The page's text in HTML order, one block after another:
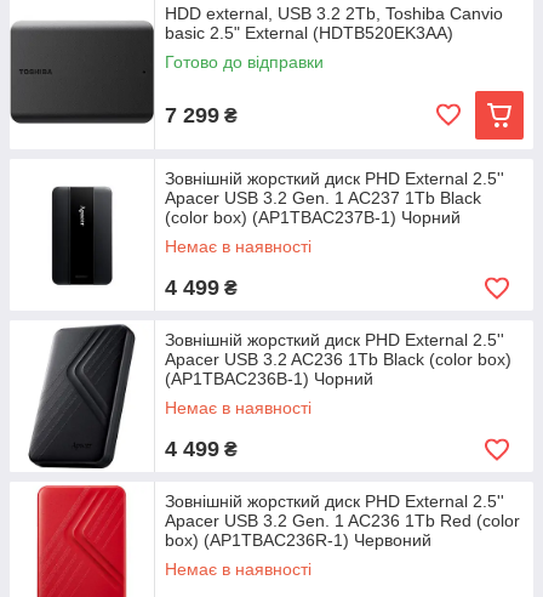
HDD external, USB 3.2 2Tb, Toshiba Canvio
basic 2.5" External (HDTB520EK3AA)
Готово до відправки
7 299 ₴
Зовнішній жорсткий диск PHD External 2.5''
Apacer USB 3.2 Gen. 1 AC237 1Tb Black
(color box) (AP1TBAC237B-1) Чорний
Немає в наявності
4 499 ₴
Зовнішній жорсткий диск PHD External 2.5''
Apacer USB 3.2 AC236 1Tb Black (color box)
(AP1TBAC236B-1) Чорний
Немає в наявності
4 499 ₴
Зовнішній жорсткий диск PHD External 2.5''
Apacer USB 3.2 Gen. 1 AC236 1Tb Red (color
box) (AP1TBAC236R-1) Червоний
Немає в наявності